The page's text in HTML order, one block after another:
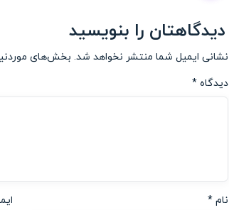
دیدگاهتان را بنویسید
نشانی ایمیل شما منتشر نخواهد شد. بخش‌های
دیدگاه *
نام *